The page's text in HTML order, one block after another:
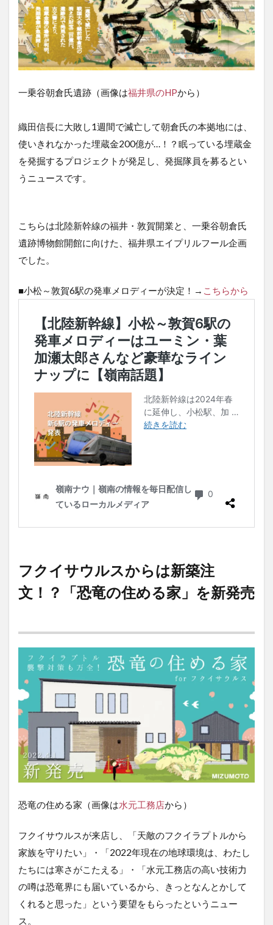
「す
いせ
ん」
の新
星探
査で
を目
指し
す。
一乗谷朝倉氏遺跡（画像は福井県のHPから）
織田信長に大敗し1週間で滅亡して朝倉氏の本拠地には、
使いきれなかった埋蔵金200億が…！？眠っている埋蔵金
を発掘するプロジェクトが発足し、発掘隊員を募るとい
うニュースです。
こちらは北陸新幹線の福井・敦賀開業と、一乗谷朝倉氏
遺跡博物館開館に向けた、福井県エイプリルフール企画
でした。
■小松～敦賀6駅の発車メロディーが決定！→ こちらから
フクイサウルスからは新築注
文！？「恐竜の住める家」を新発売
恐竜の住める家（画像は水元工務店から）
フクイサウルスが来店し、「天敵のフクイラプトルから
家族を守りたい」・「2022年現在の地球環境は、わたし
たちには寒さがこたえる」・「水元工務店の高い技術力
の噂は恐竜界にも届いているから、きっとなんとかして
くれると思った」という要望をもらったというニュー
ス。